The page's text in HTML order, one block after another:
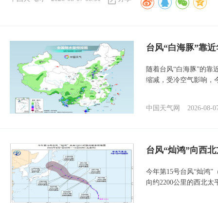
台风“白海豚”靠
随着台风“白海豚”的靠
缩减，受冷空气影响，
中国天气网 2026-08-
台风“灿鸿”向西
今年第15号台风“灿鸿”
向约2200公里的西北太